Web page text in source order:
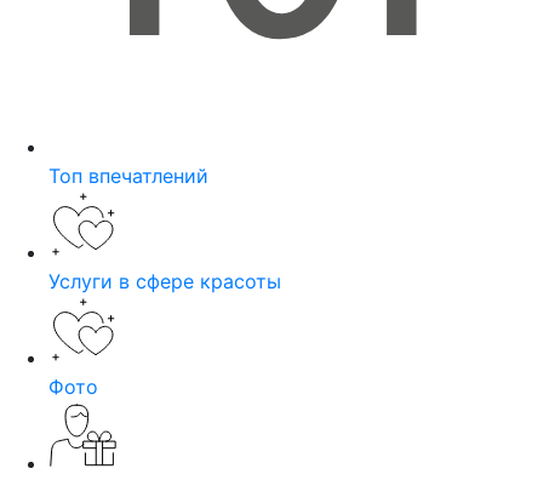
Топ впечатлений
Услуги в сфере красоты
Фото